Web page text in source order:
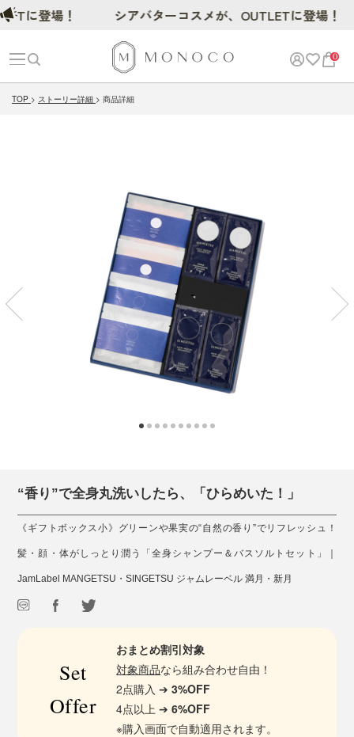
0
TOP ストーリー詳細 商品詳細
“香り”で全身丸洗いしたら、「ひらめいた！」
《ギフトボックス小》グリーンや果実の“自然の香り”でリフレッシュ！
髪・顔・体がしっとり潤う「全身シャンプー＆バスソルトセット」｜
JamLabel MANGETSU・SINGETSU ジャムレーベル 満月・新月
Set
Offer
おまとめ割引対象
対象商品なら組み合わせ自由！
2点購入 ➔3%OFF
4点以上 ➔6%OFF
※購入画面で自動適用されます。
登場！ シアバターコスメが、OUTLETに登場！